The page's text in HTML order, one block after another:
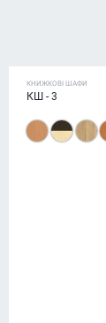
КНИЖКОВІ ШАФИ
КШ - 3